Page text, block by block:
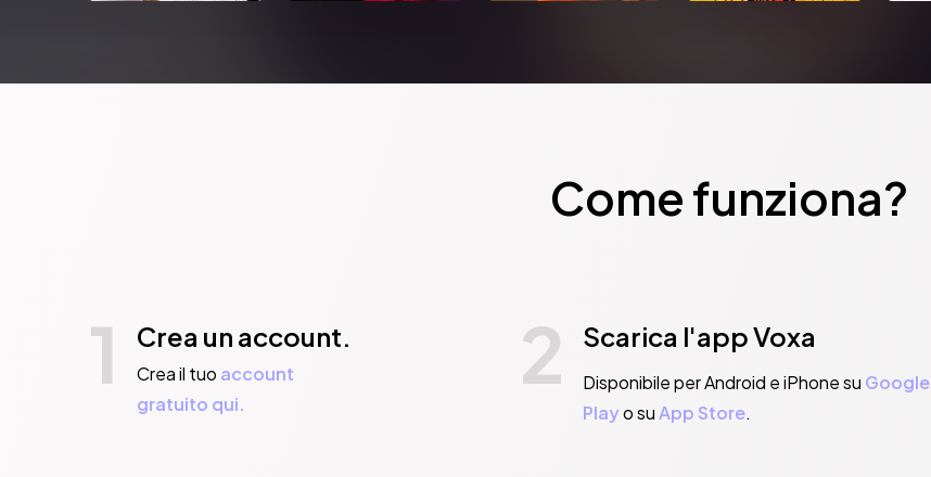
Come funziona?
1 Crea un account.
Crea il tuo account
gratuito qui.
2 Scarica l'app Voxa
Disponibile per Android e iPhone su Google
Playo suApp Store.